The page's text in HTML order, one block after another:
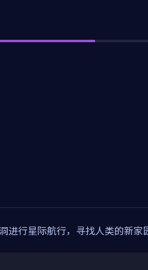
行星际航行，寻找人类的新